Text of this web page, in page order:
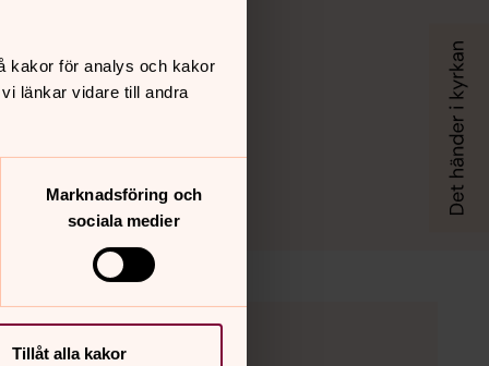
kakor för analys och kakor
länkar vidare till andra
Marknadsföring och
sociala medier
Tillåt alla kakor